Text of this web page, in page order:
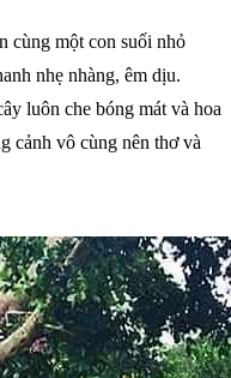
cùng một con suối nhỏ
nhẹ nhàng, êm dịu.
luôn che bóng mát và hoa
cảnh vô cùng nên thơ và